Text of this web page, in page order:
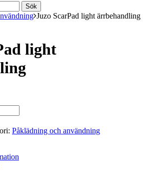
Juzo ScarPad light ärrbehandling
light
Påklädning och användning